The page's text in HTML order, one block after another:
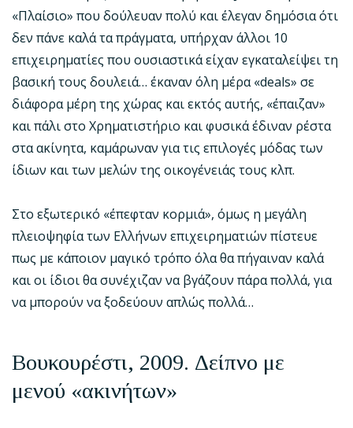
«Πλαίσιο» που δούλευαν πολύ και έλεγαν δημόσια ότι
δεν πάνε καλά τα πράγματα, υπήρχαν άλλοι 10
επιχειρηματίες που ουσιαστικά είχαν εγκαταλείψει τη
βασική τους δουλειά… έκαναν όλη μέρα «deals» σε
διάφορα μέρη της χώρας και εκτός αυτής, «έπαιζαν»
και πάλι στο Χρηματιστήριο και φυσικά έδιναν ρέστα
στα ακίνητα, καμάρωναν για τις επιλογές μόδας των
ίδιων και των μελών της οικογένειάς τους κλπ.
Στο εξωτερικό «έπεφταν κορμιά», όμως η μεγάλη
πλειοψηφία των Ελλήνων επιχειρηματιών πίστευε
πως με κάποιον μαγικό τρόπο όλα θα πήγαιναν καλά
και οι ίδιοι θα συνέχιζαν να βγάζουν πάρα πολλά, για
να μπορούν να ξοδεύουν απλώς πολλά…
Βουκουρέστι, 2009. Δείπνο με
μενού «ακινήτων»